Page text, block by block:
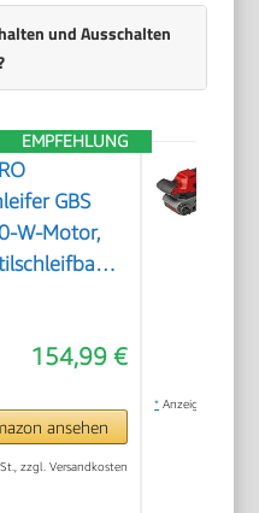
und Ausschalten
EMPFEHLUNG
GBS
W-Motor,
154,99 €
ansehen
zzgl. Versandkosten
* Anzeige